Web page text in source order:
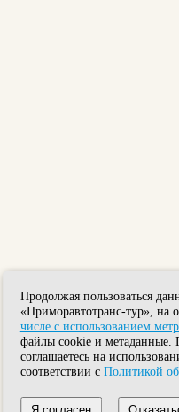
Продолжая пользоваться
«Приморавтотранс-тур», на
числе с использованием
файлы cookie и метаданные.
соглашаетесь на
соответствии с Политикой